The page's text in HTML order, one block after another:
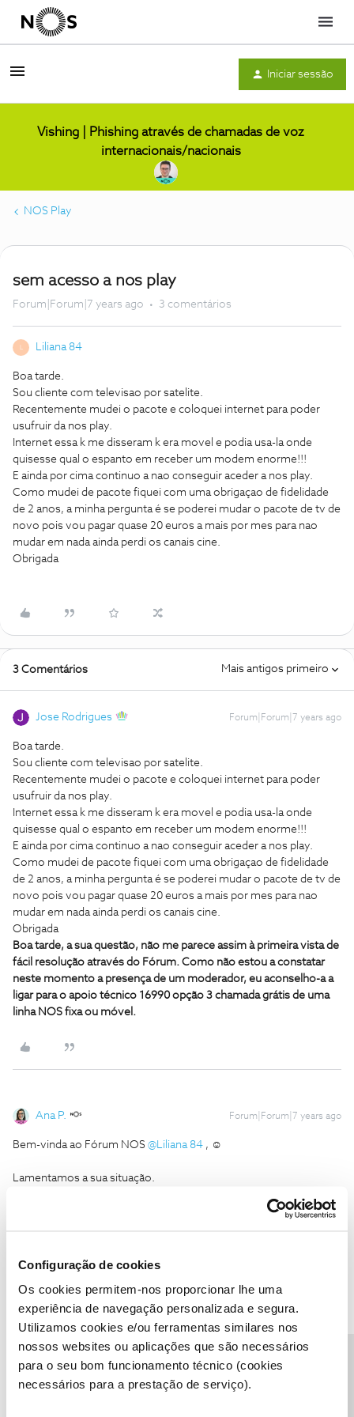
Configuração de cookies
Os cookies permitem-nos proporcionar lhe uma
experiência de navegação personalizada e segura.
Utilizamos cookies e/ou ferramentas similares nos
nossos websites ou aplicações que são necessários
para o seu bom funcionamento técnico (cookies
necessários para a prestação de serviço).
Menu
Iniciar sessão
Vishing | Phishing através de chamadas de voz
internacionais/nacionais
NOS Play
sem acesso a nos play
Forum|Forum|7 years ago 3 comentários
Liliana 84
Boa tarde.
Sou cliente com televisao por satelite.
Recentemente mudei o pacote e coloquei internet para poder
usufruir da nos play.
Internet essa k me disseram k era movel e podia usa-la onde
quisesse qual o espanto em receber um modem enorme!!!
E ainda por cima continuo a nao conseguir aceder a nos play.
Como mudei de pacote fiquei com uma obrigaçao de fidelidade
de 2 anos, a minha pergunta é se poderei mudar o pacote de tv de
novo pois vou pagar quase 20 euros a mais por mes para nao
mudar em nada ainda perdi os canais cine.
Obrigada
3 Comentários Mais antigos primeiro
Jose Rodrigues Forum|Forum|7 years ago
Boa tarde.
Sou cliente com televisao por satelite.
Recentemente mudei o pacote e coloquei internet para poder
usufruir da nos play.
Internet essa k me disseram k era movel e podia usa-la onde
quisesse qual o espanto em receber um modem enorme!!!
E ainda por cima continuo a nao conseguir aceder a nos play.
Como mudei de pacote fiquei com uma obrigaçao de fidelidade
de 2 anos, a minha pergunta é se poderei mudar o pacote de tv de
novo pois vou pagar quase 20 euros a mais por mes para nao
mudar em nada ainda perdi os canais cine.
Obrigada
Boa tarde, a sua questão, não me parece assim à primeira vista de
fácil resolução através do Fórum. Como não estou a constatar
neste momento a presença de um moderador, eu aconselho-a a
ligar para o apoio técnico 16990 opção 3 chamada grátis de uma
linha NOS fixa ou móvel.
Ana P. Forum|Forum|7 years ago
Bem-vinda ao Fórum NOS @Liliana 84 , ☺️
Lamentamos a sua situação.
Queremos ajudá-la e, dessa forma, necessitamos que nos
por parte da internet.
@Jose Rodrigueslhe propôs, diga-nos se resolveu.
Ficamos a aguardar o seu feedback. 😉
Ajude a comunidade a encontrar informação relevante. Marque
como "Melhor Resposta" e faça "Like" nos melhores comentários.